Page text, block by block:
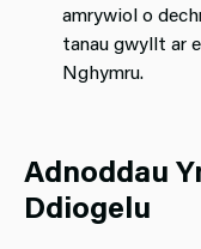
amrywiol o
tanau gwyllt ar
Nghymru.
Adnoddau
Ddiogelu